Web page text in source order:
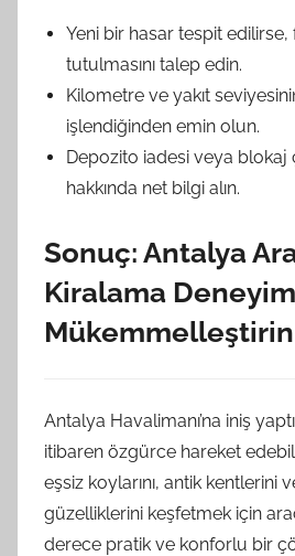
Yeni bir hasar tespit
tutulmasını talep edin.
Kilometre ve yakıt
işlendiğinden emin olun.
Depozito iadesi veya
hakkında net bilgi alın.
Sonuç: Antalya
Kiralama
Mükemmelleştirin
Antalya Havalimanı’na iniş
itibaren özgürce hareket
eşsiz koylarını, antik kentlerini
güzelliklerini keşfetmek için
derece pratik ve konforlu bir